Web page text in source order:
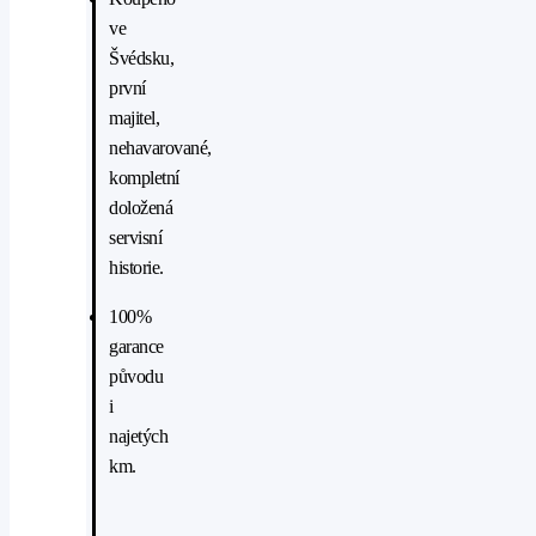
ve
Švédsku,
první
majitel,
nehavarované,
kompletní
doložená
servisní
historie.
100%
garance
původu
i
najetých
km.